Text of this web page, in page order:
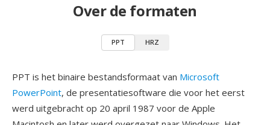
Over de formaten
PPT HRZ
PPT is het binaire bestandsformaat van Microsoft
PowerPoint, de presentatiesoftware die voor het eerst
werd uitgebracht op 20 april 1987 voor de Apple